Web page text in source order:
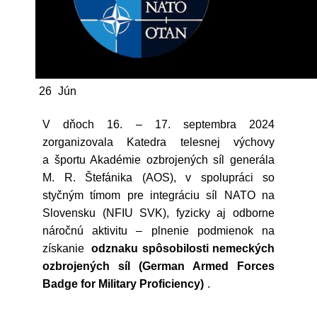
26 Jún
V dňoch 16. – 17. septembra 2024
zorganizovala Katedra telesnej výchovy
a športu Akadémie ozbrojených síl generála
M. R. Štefánika (AOS), v spolupráci so
styčným tímom pre integráciu síl NATO na
Slovensku (NFIU SVK), fyzicky aj odborne
náročnú aktivitu – plnenie podmienok na
získanie
odznaku spôsobilosti nemeckých
ozbrojených síl (German Armed Forces
Badge for Military Proficiency) .